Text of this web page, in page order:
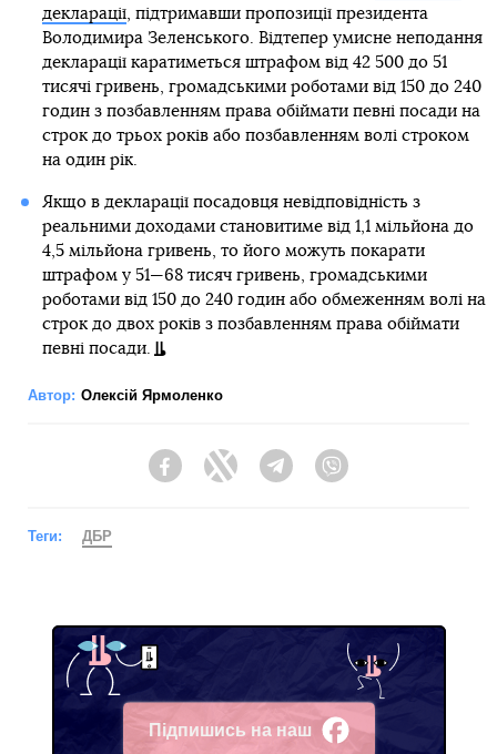
декларації, підтримавши пропозиції президента
Володимира Зеленського. Відтепер умисне неподання
декларації каратиметься штрафом від 42 500 до 51
тисячі гривень, громадськими роботами від 150 до 240
годин з позбавленням права обіймати певні посади на
строк до трьох років або позбавленням волі строком
на один рік.
Якщо в декларації посадовця невідповідність з
реальними доходами становитиме від 1,1 мільйона до
4,5 мільйона гривень, то його можуть покарати
штрафом у 51—68 тисяч гривень, громадськими
роботами від 150 до 240 годин або обмеженням волі на
строк до двох років з позбавленням права обіймати
певні посади.
Автор: Олексій Ярмоленко
FacebookTwitter Telegram
Теги: ДБР
Підпишись на наш
Facebook